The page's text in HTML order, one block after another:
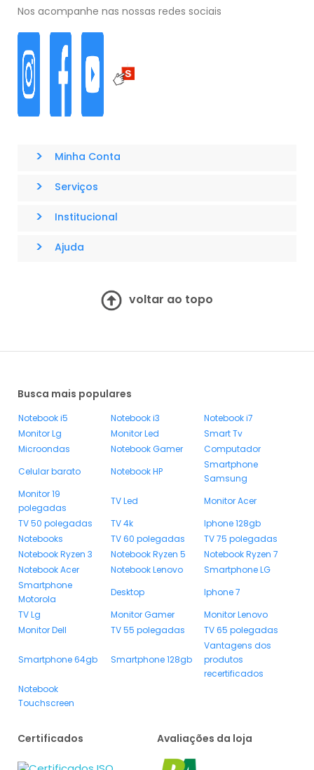
Nos acompanhe nas nossas redes sociais
> Minha Conta
> Serviços
> Institucional
> Ajuda
voltar ao topo
Busca mais populares
Notebook i5 Notebook i3
Notebook i7
Monitor Lg
Monitor Led
Smart Tv
Microondas
Notebook Gamer
Computador
Celular barato
Notebook HP
Smartphone
Samsung
Monitor 19
polegadas
TV Led
Monitor Acer
TV 50 polegadas
TV 4k
Iphone 128gb
Notebooks
TV 60 polegadas
TV 75 polegadas
Notebook Ryzen 3
Notebook Ryzen 5
Notebook Ryzen 7
Notebook Acer
Notebook Lenovo
Smartphone LG
Smartphone
Motorola
Desktop
Iphone 7
TV Lg
Monitor Gamer
Monitor Lenovo
Monitor Dell
TV 55 polegadas TV 65 polegadas
Smartphone 64gb Smartphone 128gb
Vantagens dos
produtos
recertificados
Notebook
Touchscreen
Certificados Avaliações da loja